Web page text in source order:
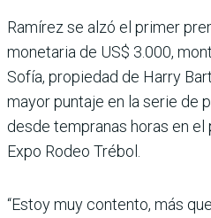
Ramírez se alzó el primer
monetaria de US$ 3.000,
Sofía, propiedad de Harry
mayor puntaje en la serie de
desde tempranas horas en
Expo Rodeo Trébol.
“Estoy muy contento, más